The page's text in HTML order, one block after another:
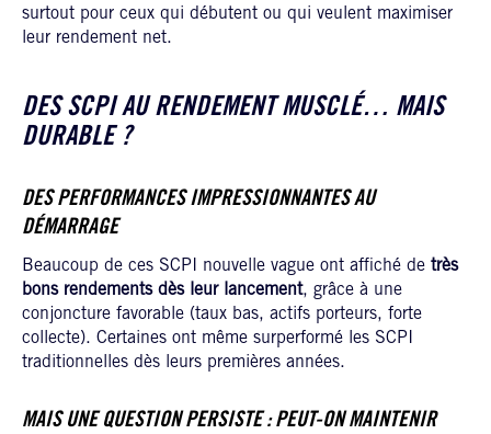
surtout pour ceux qui débutent ou qui veulent maximiser
leur rendement net.
DES SCPI AU RENDEMENT MUSCLÉ… MAIS
DURABLE ?
DES PERFORMANCES IMPRESSIONNANTES AU
DÉMARRAGE
Beaucoup de ces SCPI nouvelle vague ont affiché de très
bons rendements dès leur lancement, grâce à une
conjoncture favorable (taux bas, actifs porteurs, forte
collecte). Certaines ont même surperformé les SCPI
traditionnelles dès leurs premières années.
MAIS UNE QUESTION PERSISTE : PEUT-ON MAINTENIR